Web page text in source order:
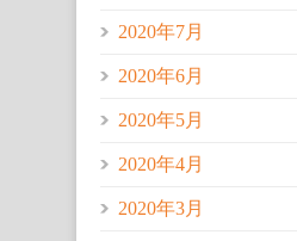
2020年7月
2020年6月
2020年5月
2020年4月
2020年3月